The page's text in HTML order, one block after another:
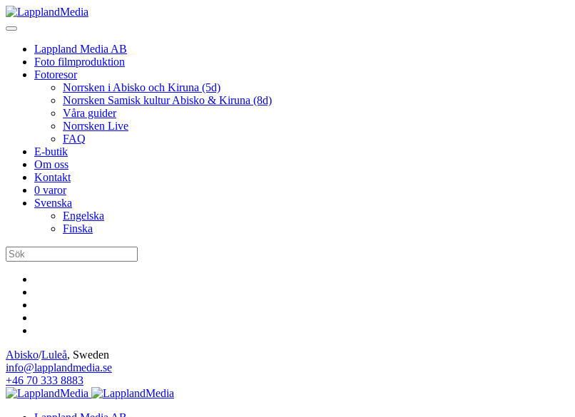
Lappland Media AB
Foto filmproduktion
Fotoresor
Norrsken i Abisko och Kiruna (5d)
Norrsken Samisk kultur Abisko & Kiruna (8d)
Våra guider
Norrsken Live
FAQ
E-butik
Om oss
Kontakt
0 varor
Svenska
Engelska
Finska
Abisko/Luleå, Sweden
info@lapplandmedia.se
+46 70 333 8883